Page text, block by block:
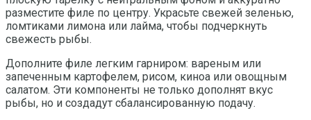
разместите филе по центру. Украсьте свежей зеленью,
ломтиками лимона или лайма, чтобы подчеркнуть
свежесть рыбы.
Дополните филе легким гарниром: вареным или
запеченным картофелем, рисом, киноа или овощным
салатом. Эти компоненты не только дополнят вкус
рыбы, но и создадут сбалансированную подачу.